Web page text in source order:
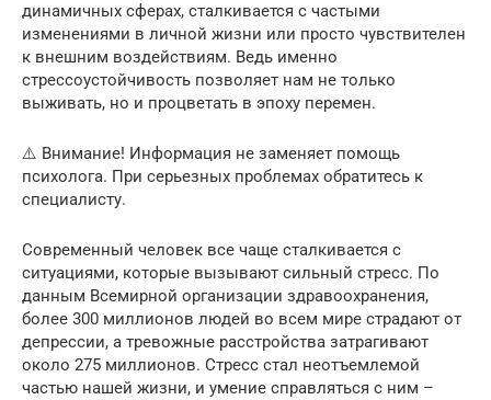
динамичных сферах, сталкивается с частыми
изменениями в личной жизни или просто чувствителен
к внешним воздействиям. Ведь именно
стрессоустойчивость позволяет нам не только
выживать, но и процветать в эпоху перемен.
⚠️ Внимание! Информация не заменяет помощь
психолога. При серьезных проблемах обратитесь к
специалисту.
Современный человек все чаще сталкивается с
ситуациями, которые вызывают сильный стресс. По
данным Всемирной организации здравоохранения,
более 300 миллионов людей во всем мире страдают от
депрессии, а тревожные расстройства затрагивают
около 275 миллионов. Стресс стал неотъемлемой
частью нашей жизни, и умение справляться с ним –